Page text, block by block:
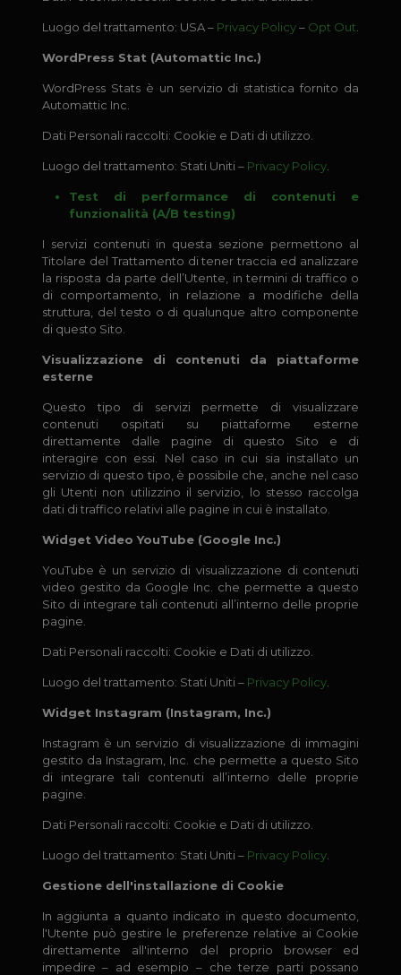
Luogo del trattamento: USA – Privacy Policy– Opt Out
WordPress Stat (Automattic Inc.)
WordPress Stats è un servizio di statistica fornito da
Automattic Inc.
Dati Personali raccolti: Cookie e Dati di utilizzo.
Luogo del trattamento: Stati Uniti – Privacy Policy.
Test di performance di contenuti e
funzionalità (A/B testing)
I servizi contenuti in questa sezione permettono al
Titolare del Trattamento di tener traccia ed analizzare
la risposta da parte dell’Utente, in termini di traffico o
di comportamento, in relazione a modifiche della
struttura, del testo o di qualunque altro componente
di questo Sito.
Visualizzazione di contenuti da piattaforme
esterne
Questo tipo di servizi permette di visualizzare
contenuti ospitati su piattaforme esterne
direttamente dalle pagine di questo Sito e di
interagire con essi. Nel caso in cui sia installato un
servizio di questo tipo, è possibile che, anche nel caso
gli Utenti non utilizzino il servizio, lo stesso raccolga
dati di traffico relativi alle pagine in cui è installato.
Widget Video YouTube (Google Inc.)
YouTube è un servizio di visualizzazione di contenuti
video gestito da Google Inc. che permette a questo
Sito di integrare tali contenuti all’interno delle proprie
pagine.
Dati Personali raccolti: Cookie e Dati di utilizzo.
Luogo del trattamento: Stati Uniti – Privacy Policy.
Widget Instagram (Instagram, Inc.)
Instagram è un servizio di visualizzazione di immagini
gestito da Instagram, Inc. che permette a questo Sito
di integrare tali contenuti all’interno delle proprie
pagine.
Dati Personali raccolti: Cookie e Dati di utilizzo.
Luogo del trattamento: Stati Uniti – Privacy Policy.
Gestione dell'installazione di Cookie
In aggiunta a quanto indicato in questo documento,
l'Utente può gestire le preferenze relative ai Cookie
direttamente all'interno del proprio browser ed
impedire – ad esempio – che terze parti possano